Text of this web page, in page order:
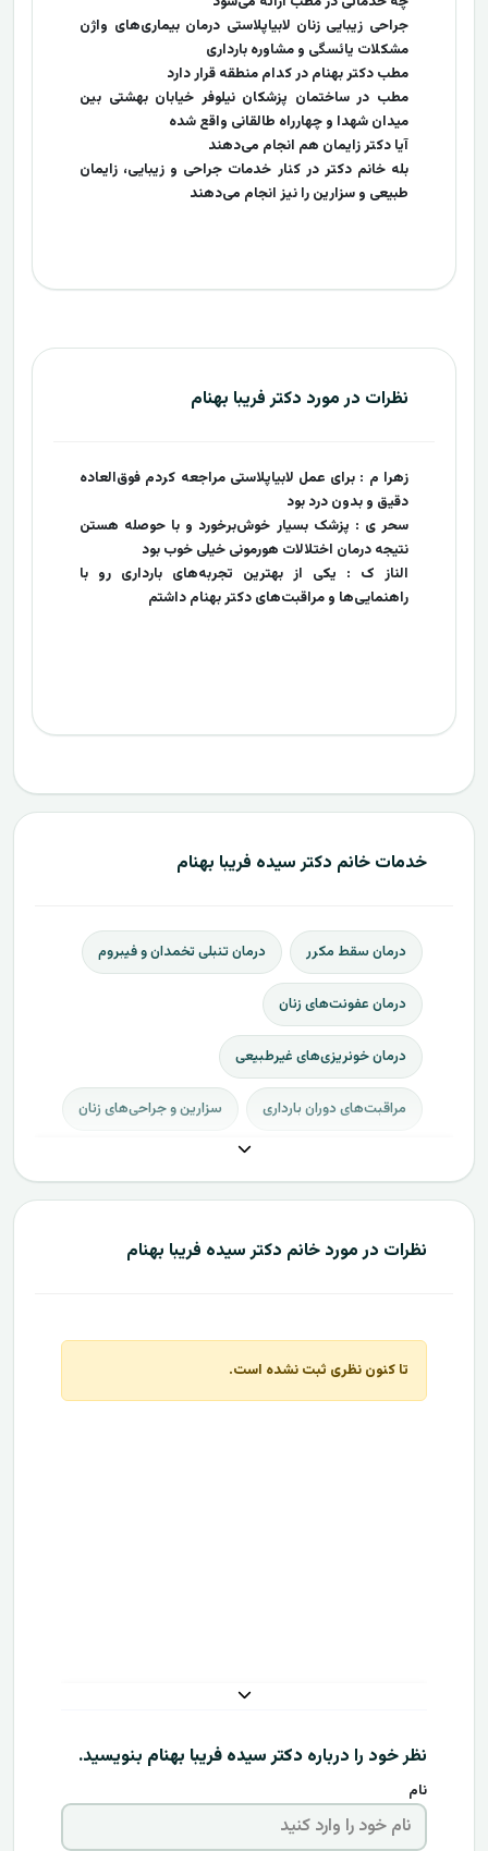
جراحی زیبایی زنان لابیاپلاستی درمان بیماری‌های واژن
مشکلات یائسگی و مشاوره بارداری
مطب دکتر بهنام در کدام منطقه قرار دارد
مطب در ساختمان پزشکان نیلوفر خیابان بهشتی بین
میدان شهدا و چهارراه طالقانی واقع شده
آیا دکتر زایمان هم انجام می‌دهند
بله خانم دکتر در کنار خدمات جراحی و زیبایی، زایمان
طبیعی و سزارین را نیز انجام می‌دهند
نظرات در مورد دکتر فریبا بهنام
زهرا م : برای عمل لابیاپلاستی مراجعه کردم فوق‌العاده
دقیق و بدون درد بود
سحر ی : پزشک بسیار خوش‌برخورد و با حوصله هستن
نتیجه درمان اختلالات هورمونی خیلی خوب بود
الناز ک : یکی از بهترین تجربه‌های بارداری رو با
راهنمایی‌ها و مراقبت‌های دکتر بهنام داشتم
خدمات خانم دکتر سیده فریبا بهنام
درمان سقط مکرر درمان تنبلی تخمدان و فیبروم
درمان عفونت‌های زنان
درمان خونریزی‌های غیرطبیعی
مراقبت‌های دوران بارداری سزارین و جراحی‌های زنان
نظرات در مورد خانم دکتر سیده فریبا بهنام
تا کنون نظری ثبت نشده است.
نظر خود را دربارهدکتر سیده فریبا بهنام بنویسید.
نام